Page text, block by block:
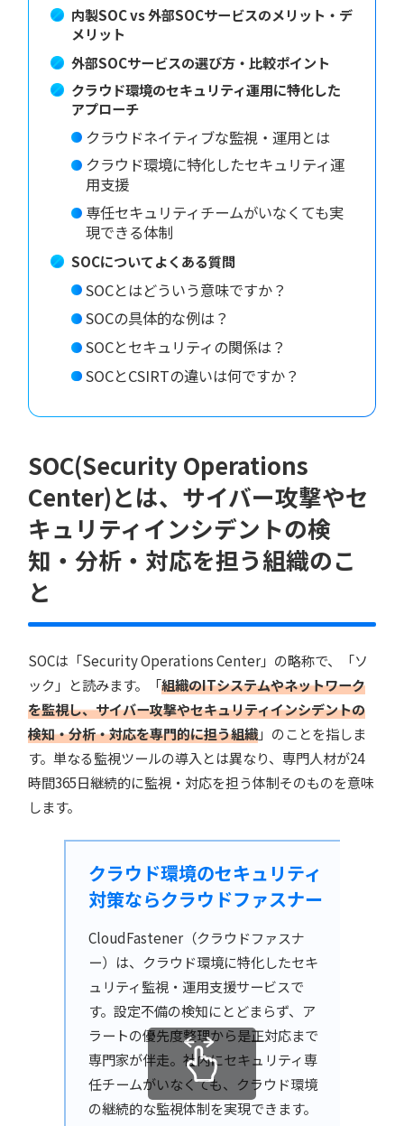
内製SOC vs 外部SOCサービスのメリット・デ
メリット
外部SOCサービスの選び方・比較ポイント
クラウド環境のセキュリティ運用に特化した
アプローチ
クラウドネイティブな監視・運用とは
クラウド環境に特化したセキュリティ運
用支援
専任セキュリティチームがいなくても実
現できる体制
SOCについてよくある質問
SOCとはどういう意味ですか？
SOCの具体的な例は？
SOCとセキュリティの関係は？
SOCとCSIRTの違いは何ですか？
SOC(Security Operations
Center)とは、サイバー攻撃やセ
キュリティインシデントの検
知・分析・対応を担う組織のこ
と
SOCは「Security Operations Center」の略称で、「ソ
ック」と読みます。「組織のITシステムやネットワーク
を監視し、サイバー攻撃やセキュリティインシデントの
検知・分析・対応を専門的に担う組織」のことを指しま
す。単なる監視ツールの導入とは異なり、専門人材が24
時間365日継続的に監視・対応を担う体制そのものを意味
します。
クラウド環境のセキュリティ
対策ならクラウドファスナー
CloudFastener（クラウドファスナ
ー）は、クラウド環境に特化したセキ
ュリティ監視・運用支援サービスで
す。設定不備の検知にとどまらず、ア
ラートの優先度整理から是正対応まで
専門家が伴走。社内にセキュリティ専
任チームがいなくても、クラウド環境
の継続的な監視体制を実現できます。